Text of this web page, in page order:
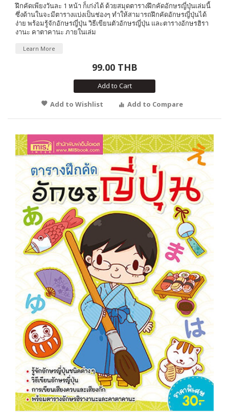
ฝึกคัดเพียงวันละ 1 หน้า ก็เก่งได้ ด้วยสมุดตารางฝึกคัดอักษรญี่ปุ่นเล่มนี้
ซึ่งด้านในจะมีตารางแบ่งเป็นช่องๆ ทำให้สามารถฝึกคัดอักษรญี่ปุ่นได้
ง่าย พร้อมรู้จักอักษรญี่ปุ่น วิธีเขียนตัวอักษรญี่ปุ่น และตารางอักษรฮิรา
งานะ คาตาคานะ ภายในเล่ม
Learn More
99.00 THB
Add to Cart
Add to Wishlist
Add to Compare